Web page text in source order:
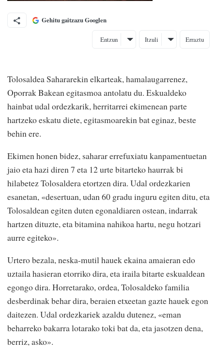
Gehitu gaitzazu Googlen
Entzun Itzuli Erraztu
Tolosaldea Sahararekin elkarteak, hamalaugarrenez,
Oporrak Bakean egitasmoa antolatu du. Eskualdeko
hainbat udal ordezkarik, herritarrei ekimenean parte
hartzeko eskatu diete, egitasmoarekin bat eginaz, beste
behin ere.
Ekimen honen bidez, saharar errefuxiatu kanpamentuetan
jaio eta hazi diren 7 eta 12 urte bitarteko haurrak bi
hilabetez Tolosaldera etortzen dira. Udal ordezkarien
esanetan, «desertuan, udan 60 gradu inguru egiten ditu, eta
Tolosaldean egiten duten egonaldiaren ostean, indarrak
hartzen dituzte, eta bitamina nahikoa hartu, negu hotzari
aurre egiteko».
Urtero bezala, neska-mutil hauek ekaina amaieran edo
uztaila hasieran etorriko dira, eta iraila bitarte eskualdean
egongo dira. Horretarako, ordea, Tolosaldeko familia
desberdinak behar dira, beraien etxeetan gazte hauek egon
daitezen. Udal ordezkariek azaldu dutenez, «eman
beharreko bakarra lotarako toki bat da, eta jasotzen dena,
berriz, asko».